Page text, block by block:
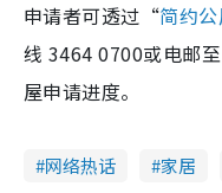
申请者可透过“简约
线 3464 0700或电邮至
屋申请进度。
网络热话 家居